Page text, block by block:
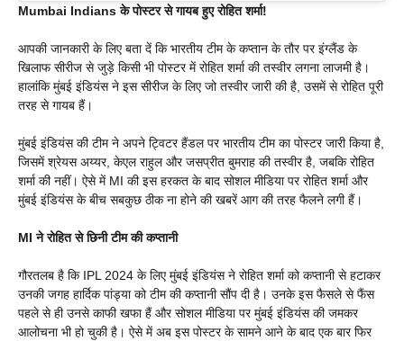
Mumbai Indians के पोस्टर से गायब हुए रोहित शर्मा!
आपकी जानकारी के लिए बता दें कि भारतीय टीम के कप्तान के तौर पर इंग्लैंड के
खिलाफ सीरीज से जुड़े किसी भी पोस्टर में रोहित शर्मा की तस्वीर लगना लाजमी है।
हालांकि मुंबई इंडियंस ने इस सीरीज के लिए जो तस्वीर जारी की है, उसमें से रोहित पूरी
तरह से गायब हैं।
मुंबई इंडियंस की टीम ने अपने ट्विटर हैंडल पर भारतीय टीम का पोस्टर जारी किया है,
जिसमें श्रेयस अय्यर, केएल राहुल और जसप्रीत बुमराह की तस्वीर है, जबकि रोहित
शर्मा की नहीं। ऐसे में MI की इस हरकत के बाद सोशल मीडिया पर रोहित शर्मा और
मुंबई इंडियंस के बीच सबकुछ ठीक ना होने की खबरें आग की तरह फैलने लगी हैं।
MI ने रोहित से छिनी टीम की कप्तानी
गौरतलब है कि IPL 2024 के लिए मुंबई इंडियंस ने रोहित शर्मा को कप्तानी से हटाकर
उनकी जगह हार्दिक पांड्या को टीम की कप्तानी सौंप दी है। उनके इस फैसले से फैंस
पहले से ही उनसे काफी खफा हैं और सोशल मीडिया पर मुंबई इंडियंस की जमकर
आलोचना भी हो चुकी है। ऐसे में अब इस पोस्टर के सामने आने के बाद एक बार फिर